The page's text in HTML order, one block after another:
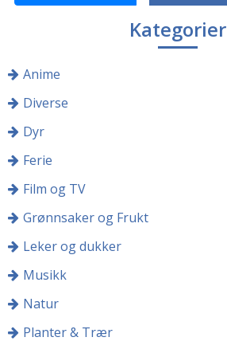
Kategorier
Anime
Diverse
Dyr
Ferie
Film og TV
Grønnsaker og Frukt
Leker og dukker
Musikk
Natur
Planter & Trær